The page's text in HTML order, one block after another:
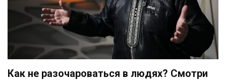
Как не разочароваться в людях? Смотри